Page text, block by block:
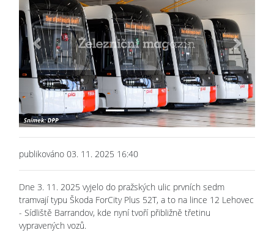
Previous Next
publikováno 03. 11. 2025 16:40
Dne 3. 11. 2025 vyjelo do pražských ulic prvních sedm
tramvají typu Škoda ForCity Plus 52T, a to na lince 12 Lehovec
- Sídliště Barrandov, kde nyní tvoří přibližně třetinu
vypravených vozů.